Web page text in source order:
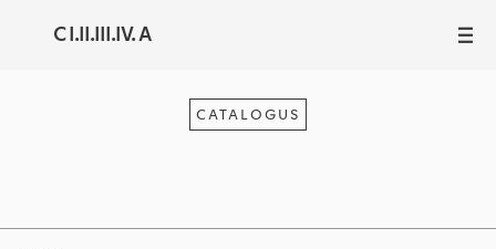
C I.II.III.IV. A III
CATALOGUS